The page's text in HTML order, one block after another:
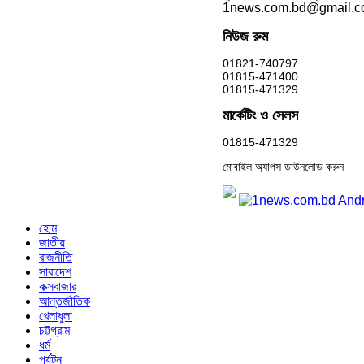
নিউজ রুম
01821-740797
01815-471400
01815-471329
মার্কেটিং ও সেলস
01815-471329
মোবাইল অ্যাপস ডাউনলোড করুন
হোম
জাতীয়
রাজনীতি
সারাদেশ
কক্সবাজার
আন্তর্জাতিক
খেলাধুলা
চট্টগ্রাম
ধর্ম
পর্যটন